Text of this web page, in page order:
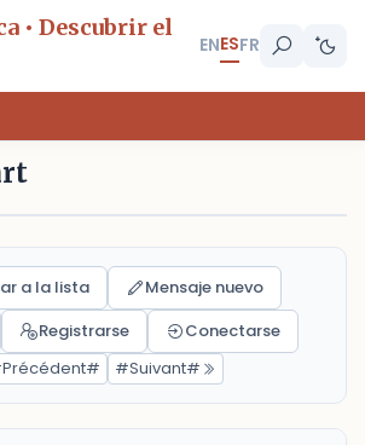
• Descubrir el
ENESFR
a la lista
Mensaje nuevo
Registrarse
Conectarse
#Suivant#